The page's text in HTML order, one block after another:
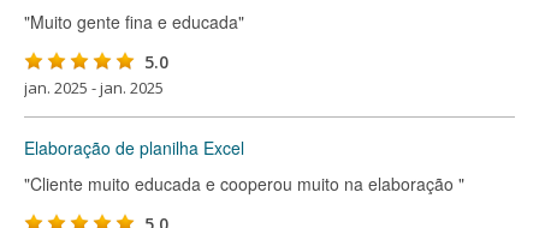
"Muito gente fina e educada"
5.0
jan. 2025 - jan. 2025
Elaboração de planilha Excel
"Cliente muito educada e cooperou muito na elaboração "